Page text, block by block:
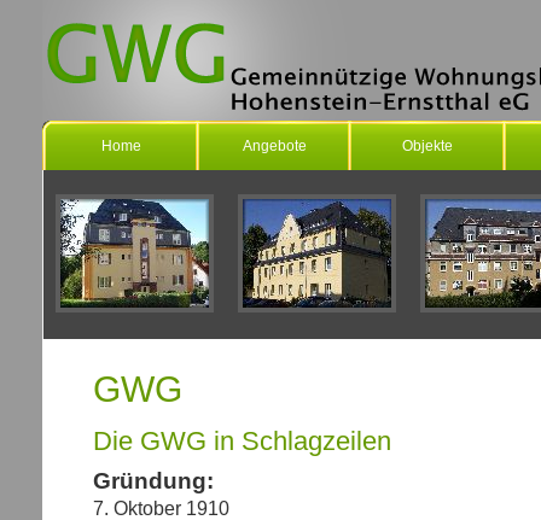
Home Angebote Objekte
GWG
Die GWG in Schlagzeilen
Gründung:
7. Oktober 1910